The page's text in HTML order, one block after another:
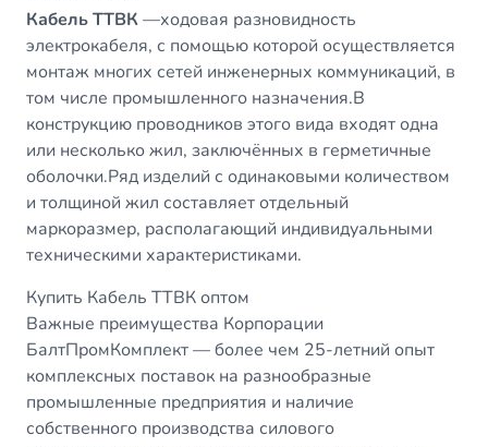
Кабель ТТВК —ходовая разновидность
электрокабеля, с помощью которой осуществляется
монтаж многих сетей инженерных коммуникаций, в
том числе промышленного назначения.В
конструкцию проводников этого вида входят одна
или несколько жил, заключённых в герметичные
оболочки.Ряд изделий с одинаковыми количеством
и толщиной жил составляет отдельный
маркоразмер, располагающий индивидуальными
техническими характеристиками.
Купить Кабель ТТВК оптом
Важные преимущества Корпорации
БалтПромКомплект — более чем 25-летний опыт
комплексных поставок на разнообразные
промышленные предприятия и наличие
собственного производства силового